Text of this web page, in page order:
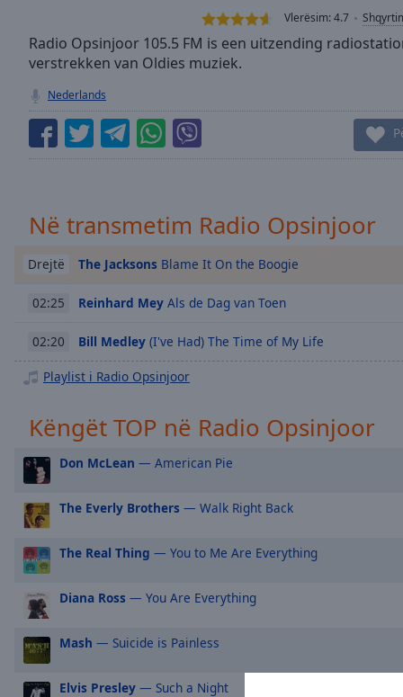
Seek to
currently
LIVE
Remaining
Playback
Rate
Chapters
Chapters
descriptions
off,
Subtitles
subtitles
opens
subtitles
settings
dialog
subtitles
off
selected
Audio
Track
Vlerësim:4.7
Radio Opsinjoor 105.5 FM is een uitzending
verstrekken van Oldies muziek.
Nederlands
Në transmetim Radio Opsinjoor
Drejtë The Jacksons Blame It On the Boogie
02:25 Reinhard Mey Als de Dag van Toen
02:20 Bill Medley (I've Had) The Time of My Life
Playlist i Radio Opsinjoor
Këngët TOP në Radio Opsinjoor
Don McLean — American Pie
The Everly Brothers — Walk Right Back
The Real Thing — You to Me Are Everything
Diana Ross — You Are Everything
Mash — Suicide is Painless
Elvis Presley — Such a Night